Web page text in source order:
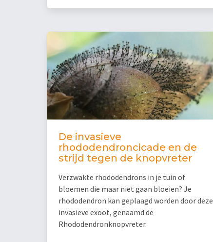
De invasieve
rhododendroncicade en de
strijd tegen de knopvreter
Verzwakte rhododendrons in je tuin of
bloemen die maar niet gaan bloeien? Je
rhododendron kan geplaagd worden door deze
invasieve exoot, genaamd de
Rhododendronknopvreter.